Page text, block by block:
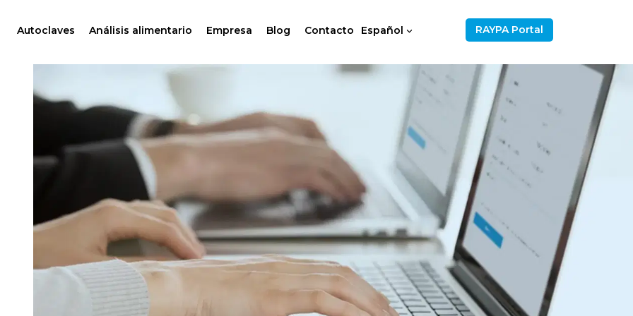
Autoclaves Análisis alimentario Empresa Blog Contacto Español RAYPA Portal